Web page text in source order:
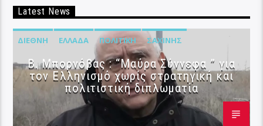
Latest News
ΔΙΕΘΝΉ ΕΛΛΆΔΑ ΠΟΛΙΤΙΚΉ ΣΑΧΊΝΗΣ
B. Μπορνόβας : “Μαύρα Σύννεφα ” για
τον Ελληνισμό χωρίς στρατηγική και
πολιτιστική διπλωματία